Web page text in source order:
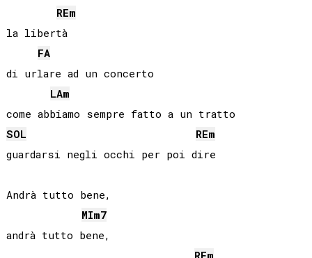
REm
la libertà
FA
di urlare ad un concerto
LAm
SOL
REm
guardarsi negli occhi per poi dire
Andrà tutto bene,
MIm7
andrà tutto bene,
REm